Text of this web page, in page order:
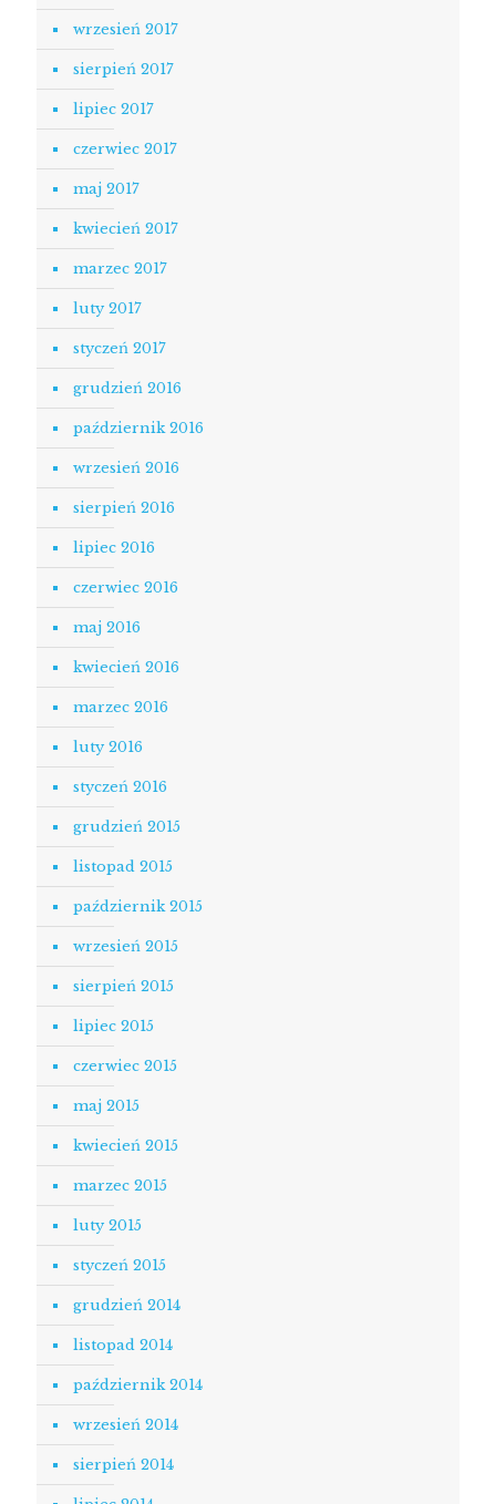
wrzesień 2017
sierpień 2017
lipiec 2017
czerwiec 2017
maj 2017
kwiecień 2017
marzec 2017
luty 2017
styczeń 2017
grudzień 2016
październik 2016
wrzesień 2016
sierpień 2016
lipiec 2016
czerwiec 2016
maj 2016
kwiecień 2016
marzec 2016
luty 2016
styczeń 2016
grudzień 2015
listopad 2015
październik 2015
wrzesień 2015
sierpień 2015
lipiec 2015
czerwiec 2015
maj 2015
kwiecień 2015
marzec 2015
luty 2015
styczeń 2015
grudzień 2014
listopad 2014
październik 2014
wrzesień 2014
sierpień 2014